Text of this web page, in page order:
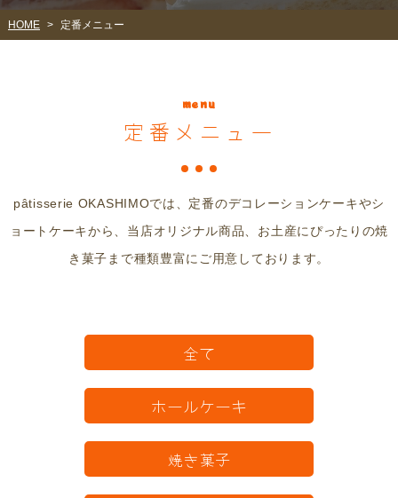
HOME > 定番メニュー
menu
定番メニュー
pâtisserie OKASHIMOでは、定番のデコレーションケーキやシ
ョートケーキから、当店オリジナル商品、お土産にぴったりの焼
き菓子まで種類豊富にご用意しております。
全て
ホールケーキ
焼き菓子